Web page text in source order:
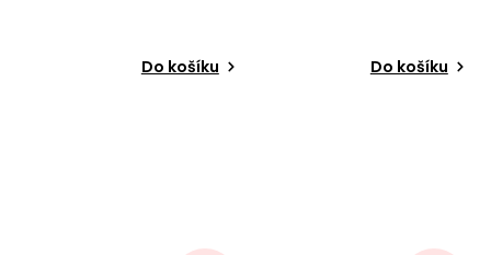
Do košíku Do košíku